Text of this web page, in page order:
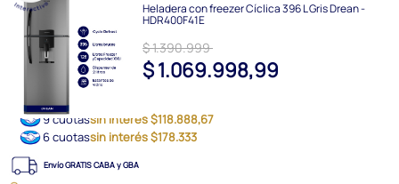
Heladera con freezer Cíclica 396 L Gris Drean -
HDR400F41E
$ 1.390.999
$ 1.069.998,99
9 cuotassin interés $118.888,67
6 cuotassin interés $178.333
Envío GRATIS CABA y GBA